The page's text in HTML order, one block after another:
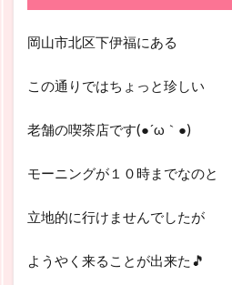
岡山市北区下伊福にある
この通りではちょっと珍しい
老舗の喫茶店です(●´ω｀●)
モーニングが１０時までなのと
立地的に行けませんでしたが
ようやく来ることが出来た🎵